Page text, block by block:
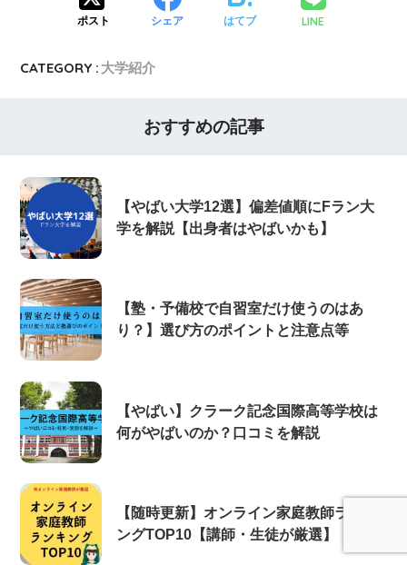
ポスト シェア はてブ LINE
CATEGORY : 大学紹介
おすすめの記事
【やばい大学12選】偏差値順にFラン大
学を解説【出身者はやばいかも】
【塾・予備校で自習室だけ使うのはあ
り？】選び方のポイントと注意点等
【やばい】クラーク記念国際高等学校は
何がやばいのか？口コミを解説
【随時更新】オンライン家庭教師ランキ
ングTOP10【講師・生徒が厳選】